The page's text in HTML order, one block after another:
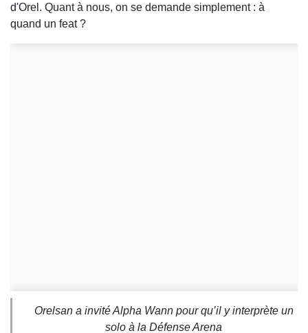
d'Orel. Quant à nous, on se demande simplement : à
quand un feat ?
Orelsan a invité Alpha Wann pour qu’il y interprète un
solo à la Défense Arena